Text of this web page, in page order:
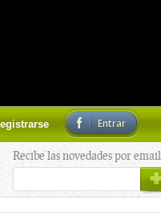
Entrar
Recibe las novedades por email